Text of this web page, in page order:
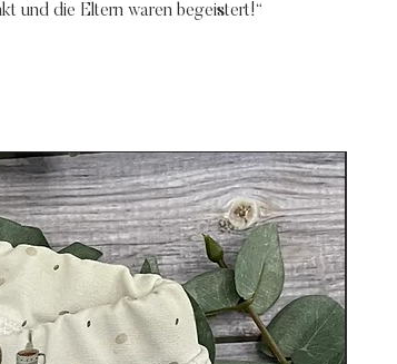
und die Eltern waren begeistert!“